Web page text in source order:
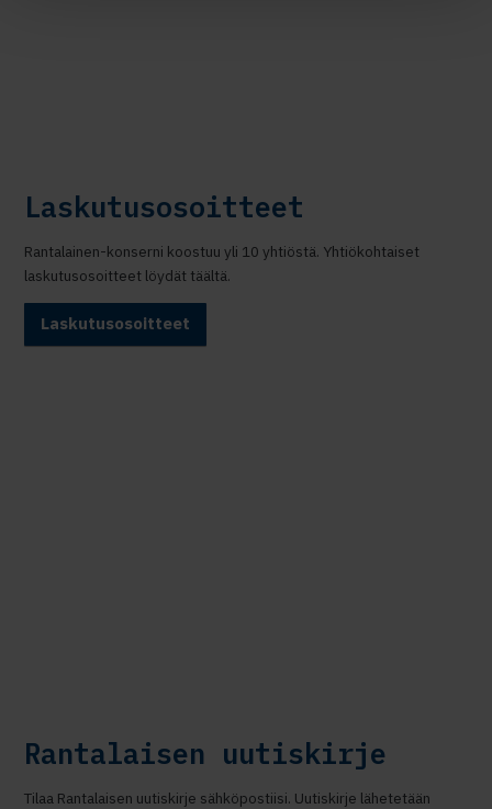
Laskutusosoitteet
Rantalainen-konserni koostuu yli 10 yhtiöstä. Yhtiökohtaiset
laskutusosoitteet löydät täältä.
Laskutusosoitteet
Rantalaisen uutiskirje
Tilaa Rantalaisen uutiskirje sähköpostiisi. Uutiskirje lähetetään